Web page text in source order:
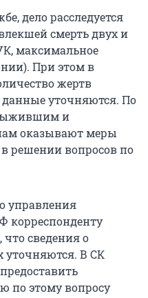
дело расследуется
смерть двух и
максимальное
При этом в
жертв
уточняются. По
и
оказывают меры
решении вопросов по
управления
корреспонденту
что сведения о
уточняются. В СК
по этому вопросу